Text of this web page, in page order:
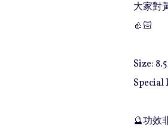
大家對
👍🏻
Size:
Special
🔮功效